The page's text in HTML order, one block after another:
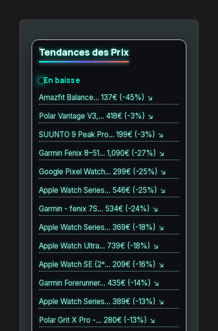
Tendances des Prix
En baisse
Amazfit Balance… 137€ (-45%) ↘
Polar Vantage V3,… 418€ (-3%) ↘
SUUNTO 9 Peak Pro… 199€ (-3%) ↘
Garmin Fenix 8–51… 1,090€ (-27%) ↘
Google Pixel Watch… 299€ (-25%) ↘
Apple Watch Series… 546€ (-25%) ↘
Garmin - fenix 7S… 534€ (-24%) ↘
Apple Watch Series… 369€ (-18%) ↘
Apple Watch Ultra… 739€ (-18%) ↘
Apple Watch SE (2ᵉ… 209€ (-16%) ↘
Garmin Forerunner… 435€ (-14%) ↘
Apple Watch Series… 389€ (-13%) ↘
Polar Grit X Pro -… 280€ (-13%) ↘